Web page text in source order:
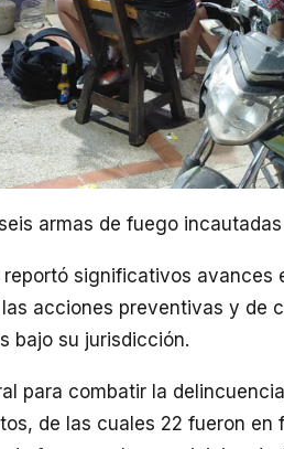
armas de fuego
reportó significativos avances
acciones preventivas y de
bajo su jurisdicción.
para combatir la
de las cuales 22 fueron